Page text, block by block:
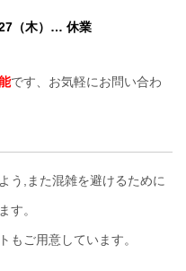
（木）… 休業
です、お気軽にお問い合わ
う,また混雑を避けるために
す。
もご用意しています。